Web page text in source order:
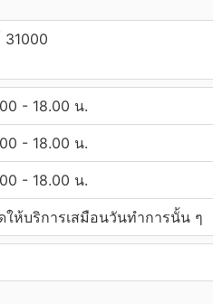
31000
- 18.00 น.
- 18.00 น.
- 18.00 น.
ให้บริการเสมือนวันทำการนั้น ๆ